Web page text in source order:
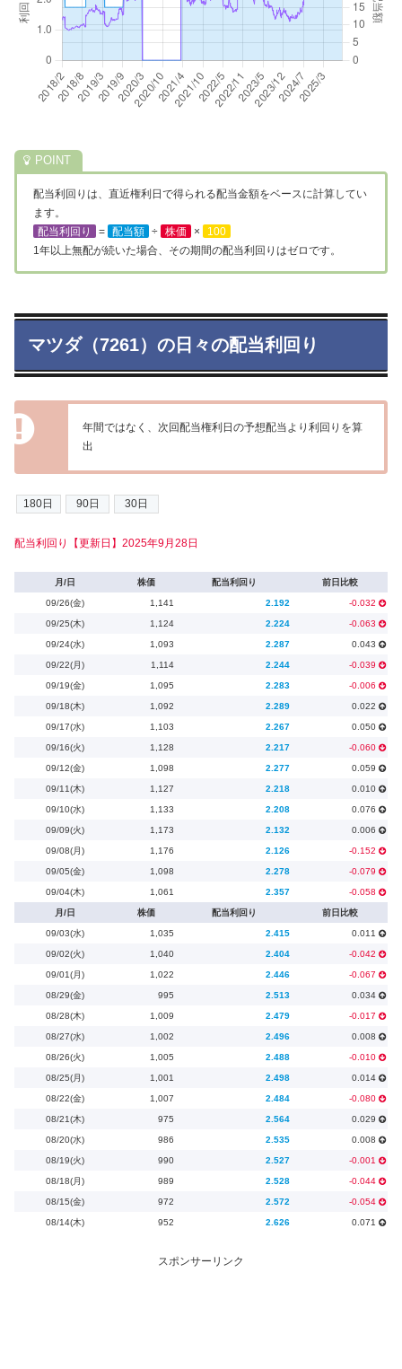
配当利回りは、直近権利日で得られる配当金額をベースに計算してい
ます。
配当利回り
= 配当額 ÷ 株価 ×
100
1年以上無配が続いた場合、その期間の配当利回りはゼロです。
マツダ（7261）の日々の配当利回り
年間ではなく、次回配当権利日の予想配当より利回りを算
出
配当利回り【更新日】2025年9月28日
月/日 株価 配当利回り 前日比較
09/26(金) 1,141 2.192 -0.032
09/25(木) 1,124 2.224 -0.063
09/24(水) 1,093 2.287 0.043
09/22(月) 1,114 2.244 -0.039
09/19(金) 1,095 2.283 -0.006
09/18(木) 1,092 2.289 0.022
09/17(水) 1,103 2.267 0.050
09/16(火) 1,128 2.217 -0.060
09/12(金) 1,098 2.277 0.059
09/11(木) 1,127 2.218 0.010
09/10(水) 1,133 2.208 0.076
09/09(火) 1,173 2.132 0.006
09/08(月) 1,176 2.126 -0.152
09/05(金) 1,098 2.278 -0.079
09/04(木) 1,061 2.357 -0.058
月/日 株価 配当利回り 前日比較
09/03(水) 1,035 2.415 0.011
09/02(火) 1,040 2.404 -0.042
09/01(月) 1,022 2.446 -0.067
08/29(金) 995 2.513 0.034
08/28(木) 1,009 2.479 -0.017
08/27(水) 1,002 2.496 0.008
08/26(火) 1,005 2.488 -0.010
08/25(月) 1,001 2.498 0.014
08/22(金) 1,007 2.484 -0.080
08/21(木) 975 2.564 0.029
08/20(水) 986 2.535 0.008
08/19(火) 990 2.527 -0.001
08/18(月) 989 2.528 -0.044
08/15(金) 972 2.572 -0.054
08/14(木) 952 2.626 0.071
スポンサーリンク